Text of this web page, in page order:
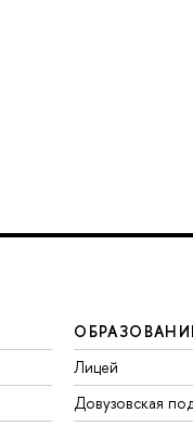
Лицей
Довузовская